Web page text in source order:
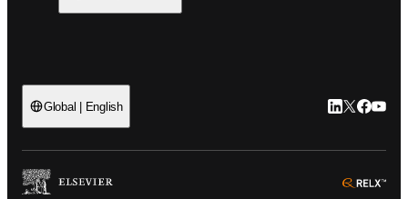
Global | English LinkedIn 새
Twitter 새